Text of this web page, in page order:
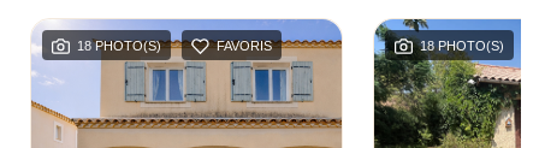
18 PHOTO(S) FAVORIS 18 PHOTO(S)